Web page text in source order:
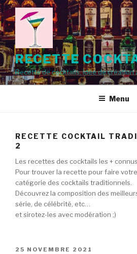
Aller
au
contenu
principal
RECETTE
Recette de cocktails, idée de création
Menu
RECETTE COCKTAIL
2
Les recettes des cocktails les +
Pour trouver la recette pour faire
catégorie des cocktails traditionnels.
Découvrez la composition des
série, de célébrité, etc…
et sirotez-les avec modération ;)
PUBLIÉ
25 NOVEMBRE 2021